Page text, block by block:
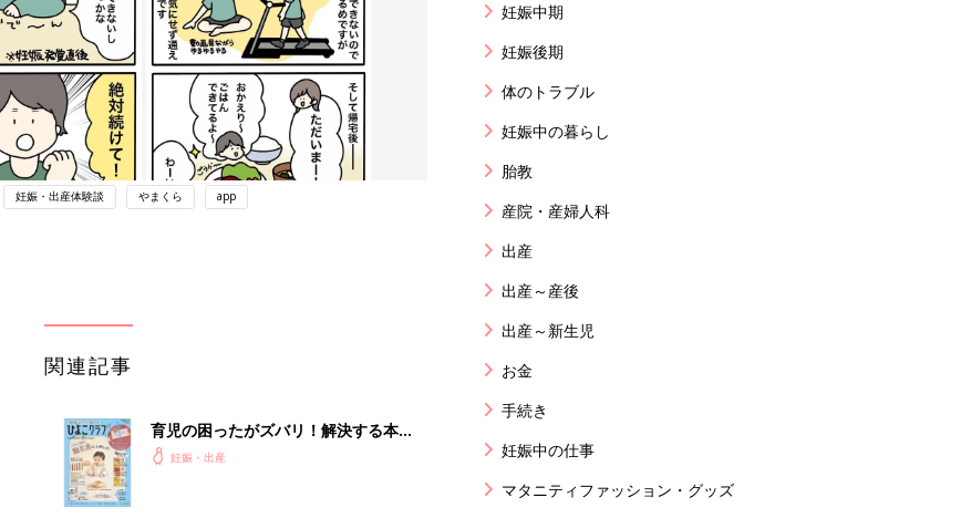
妊娠・出産体験談 やまくら app
関連記事
育児の困ったがズバリ！解決する本
『ひよこクラブ 秋号』 4カ月～2才
妊娠・出産
妊娠中期
妊娠後期
体のトラブル
妊娠中の暮らし
胎教
産院・産婦人科
出産
出産～産後
出産～新生児
お金
手続き
妊娠中の仕事
マタニティファッション・グッズ